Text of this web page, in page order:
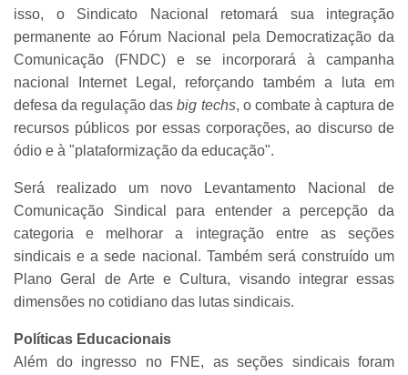
isso, o Sindicato Nacional retomará sua integração
permanente ao Fórum Nacional pela Democratização da
Comunicação (FNDC) e se incorporará à campanha
nacional Internet Legal, reforçando também a luta em
defesa da regulação dasbig techs, o combate à captura de
recursos públicos por essas corporações, ao discurso de
ódio e à "plataformização da educação".
Será realizado um novo Levantamento Nacional de
Comunicação Sindical para entender a percepção da
categoria e melhorar a integração entre as seções
sindicais e a sede nacional. Também será construído um
Plano Geral de Arte e Cultura, visando integrar essas
dimensões no cotidiano das lutas sindicais.
Políticas Educacionais
Além do ingresso no FNE, as seções sindicais foram